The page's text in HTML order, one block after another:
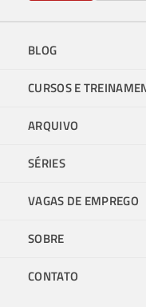
BLOG
CURSOS E
ARQUIVO
SÉRIES
VAGAS DE EMPREGO
SOBRE
CONTATO